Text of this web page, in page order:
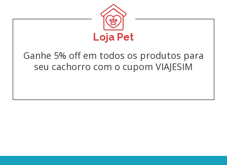
Loja Pet
Ganhe 5% off em todos os produtos para
seu cachorro com o cupom VIAJESIM